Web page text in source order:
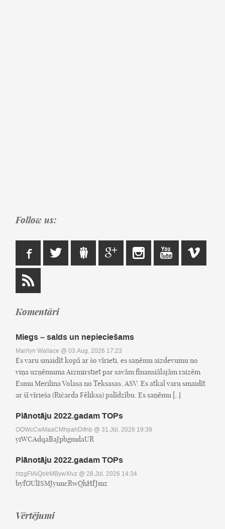
Follow us:
Komentāri
Miegs – salds un nepieciešams
Marilyn Wallace @ 03.Aug, 2026 17:23
Es varu smaidīt kopā ar šo vīrieti, es saņēmu aizdevumu no
viņa uzņēmuma Aizmirstiet par savām finansiālajām raizēm
Esmu Merilina Volasa no Teksasas, ASV. Es atkal varu smaidīt
ar šī vīrieša (Ričarda Fēliksa) palīdzību. Es saņēmu [..]
Plānotāju 2022.gadam TOPs
OOWcCwMaaCMhpahDifnb @ 31.Jūl, 2026 19:39
yiWCAdqaBaJpbgmdaUR
Plānotāju 2022.gadam TOPs
htzgFIAiQoIrMBywXlvz @ 28.Jūl, 2026 14:34
byfOUlISMJyuncRwQhHfJmz
Vērtējumi